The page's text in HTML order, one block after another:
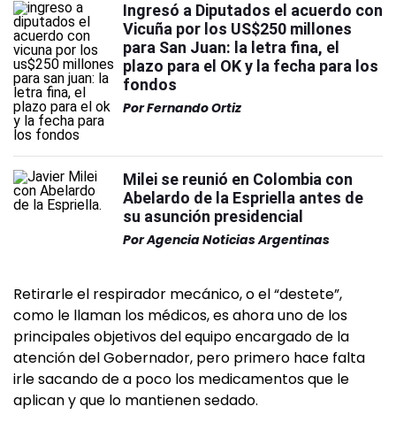
Ingresó a Diputados el acuerdo con
Vicuña por los US$250 millones
para San Juan: la letra fina, el
plazo para el OK y la fecha para los
fondos
PorFernando Ortiz
Milei se reunió en Colombia con
Abelardo de la Espriella antes de
su asunción presidencial
PorAgencia Noticias Argentinas
Retirarle el respirador mecánico, o el “destete”,
como le llaman los médicos, es ahora uno de los
principales objetivos del equipo encargado de la
atención del Gobernador, pero primero hace falta
irle sacando de a poco los medicamentos que le
aplican y que lo mantienen sedado.